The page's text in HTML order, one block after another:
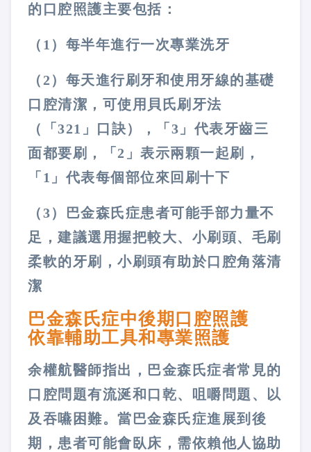
的口腔照護主要包括：
（1）每半年進行一次專業洗牙
（2）每天進行刷牙和使用牙線的基礎
口腔清潔，可使用貝氏刷牙法
（「321」口訣），「3」代表牙齒三
面都要刷，「2」表示兩顆一起刷，
「1」代表每個部位來回刷十下
（3）巴金森氏症患者可能手部力量不
足，建議選用握把較大、小刷頭、毛刷
柔軟的牙刷，小刷頭有助於口腔角落清
潔
巴金森氏症中後期口腔照護
依靠輔助工具和專業照護
余權航醫師指出，巴金森氏症者常見的
口腔問題有流涎和口乾、咀嚼問題、以
及吞嚥困難。當巴金森氏症進展到後
期，患者可能會臥床，需依賴他人協助